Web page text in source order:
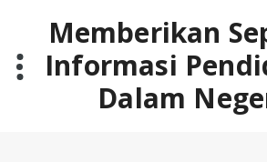
Memberikan
Informasi
Dalam